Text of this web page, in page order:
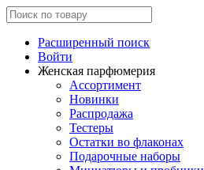
Расширенный поиск
Войти
Женская парфюмерия
Ассортимент
Новинки
Распродажа
Тестеры
Остатки во флаконах
Подарочные наборы